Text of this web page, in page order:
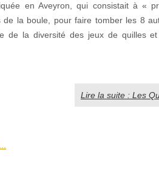
en Aveyron, qui consistait à «
de la boule, pour faire tomber les 8
de la diversité des jeux de quilles
Lire la suite : Les